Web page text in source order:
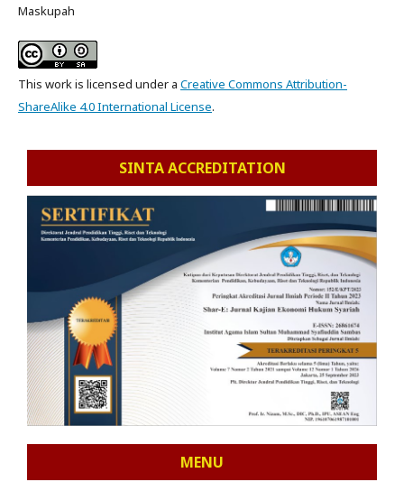
Maskupah
This work is licensed under a Creative Commons Attribution-
ShareAlike 4.0 International License.
SINTA ACCREDITATION
MENU